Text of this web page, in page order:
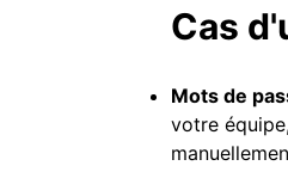
Cas
Mots de
votre